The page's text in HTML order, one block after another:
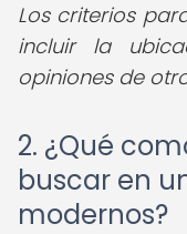
Los criterios
incluir la
opiniones de
2. ¿Qué
buscar en
modernos?